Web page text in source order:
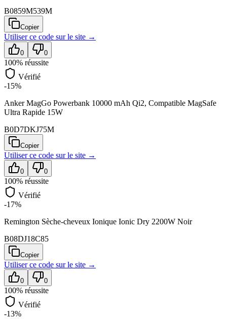
B0859M539M
Copier
Utiliser ce code surle site →
0 0
100% réussite
Vérifié
-15%
Anker MagGo Powerbank 10000 mAh Qi2, Compatible MagSafe
Ultra Rapide 15W
B0D7DKJ75M
Copier
Utiliser ce code surle site →
0 0
100% réussite
Vérifié
-17%
Remington Sèche-cheveux Ionique Ionic Dry 2200W Noir
B08DJ18C85
Copier
Utiliser ce code surle site →
0 0
100% réussite
Vérifié
-13%